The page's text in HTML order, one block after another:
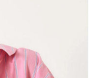
150 TL İNDİRİM